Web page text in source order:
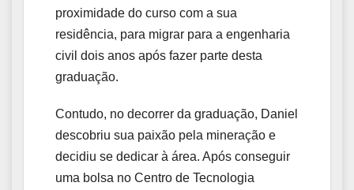
proximidade do curso com a sua
residência, para migrar para a engenharia
civil dois anos após fazer parte desta
graduação.
Contudo, no decorrer da graduação, Daniel
descobriu sua paixão pela mineração e
decidiu se dedicar à área. Após conseguir
uma bolsa no Centro de Tecnologia